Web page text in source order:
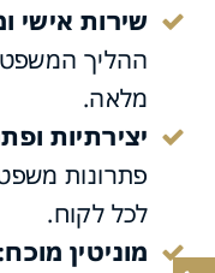
דין
שלכם
שירות אישי
ההליך
מלאה.
יצירתיות
פתרונות
לכל לקוח.
מוניטין מוכח: